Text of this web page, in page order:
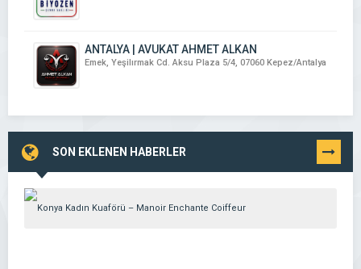
ANTALYA | AVUKAT AHMET ALKAN
Emek, Yeşilırmak Cd. Aksu Plaza 5/4, 07060 Kepez/Antalya
SON EKLENEN HABERLER TÜMÜNÜ
GÖR